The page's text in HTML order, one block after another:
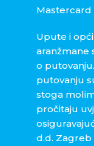
Mastercard
Upute i
aranžmane
o
putovanju
stoga
pročitaju
d.d.